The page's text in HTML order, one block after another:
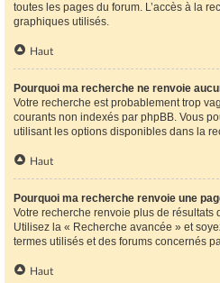
toutes les pages du forum. L’accès à la
graphiques utilisés.
Haut
Pourquoi ma recherche ne renvoie
Votre recherche est probablement trop
courants non indexés par phpBB. Vous
utilisant les options disponibles dans la
Haut
Pourquoi ma recherche renvoie une
Votre recherche renvoie plus de résultats
Utilisez la « Recherche avancée » et
termes utilisés et des forums concernés
Haut